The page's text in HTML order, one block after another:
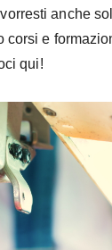
anche
corsi e
qui!